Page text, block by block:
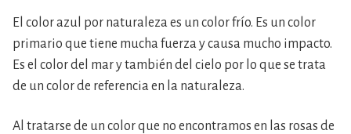
El color azul por naturaleza es un color frío. Es un color
primario que tiene mucha fuerza y causa mucho impacto.
Es el color del mar y también del cielo por lo que se trata
de un color de referencia en la naturaleza.
Al tratarse de un color que no encontramos en las rosas de